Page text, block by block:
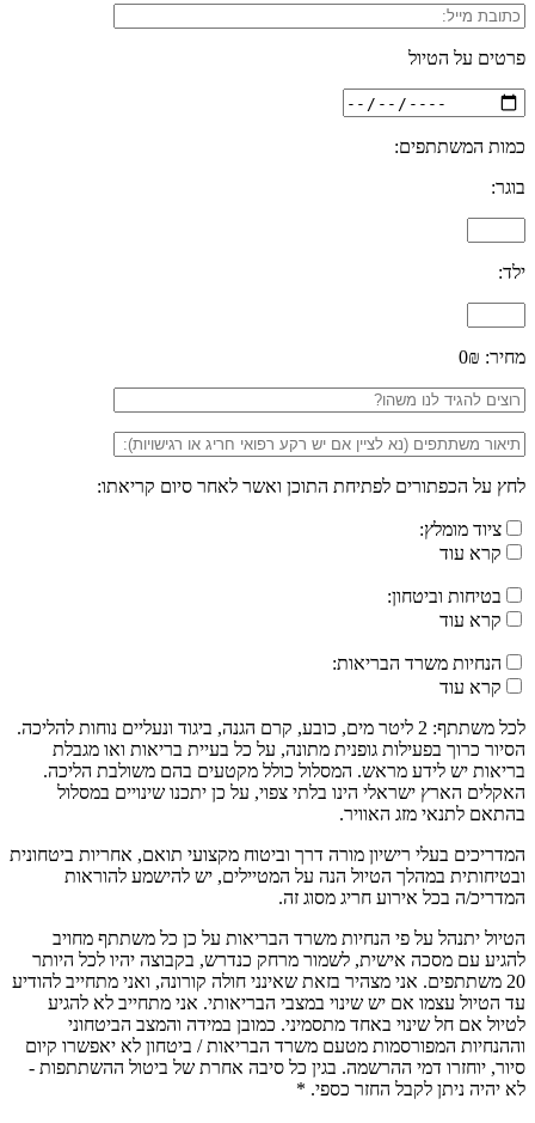
פרטים על הטיול
כמות המשתתפים:
בוגר:
ילד:
מחיר: 0₪
לחץ על הכפתורים לפתיחת התוכן ואשר לאחר סיום קריאתו:
ציוד מומלץ:
קרא עוד
בטיחות וביטחון:
קרא עוד
הנחיות משרד הבריאות:
קרא עוד
לכל משתתף: 2 ליטר מים, כובע, קרם הגנה, ביגוד ונעליים נוחות להליכה.
הסיור כרוך בפעילות גופנית מתונה, על כל בעיית בריאות ואו מגבלת
בריאות יש לידע מראש. המסלול כולל מקטעים בהם משולבת הליכה.
האקלים הארץ ישראלי הינו בלתי צפוי, על כן יתכנו שינויים במסלול
בהתאם לתנאי מזג האוויר.
המדריכים בעלי רישיון מורה דרך וביטוח מקצועי תואם, אחריות ביטחונית
ובטיחותית במהלך הטיול הנה על המטיילים, יש להישמע להוראות
המדריכ/ה בכל אירוע חריג מסוג זה.
הטיול יתנהל על פי הנחיות משרד הבריאות על כן כל משתתף מחויב
להגיע עם מסכה אישית, לשמור מרחק כנדרש, בקבוצה יהיו לכל היותר
20 משתתפים. אני מצהיר בזאת שאינני חולה קורונה, ואני מתחייב להודיע
עד הטיול עצמו אם יש שינוי במצבי הבריאותי. אני מתחייב לא להגיע
לטיול אם חל שינוי באחד מתסמיני. כמובן במידה והמצב הביטחוני
וההנחיות המפורסמות מטעם משרד הבריאות / ביטחון לא יאפשרו קיום
סיור, יוחזרו דמי ההרשמה. בגין כל סיבה אחרת של ביטול ההשתתפות -
לא יהיה ניתן לקבל החזר כספי. *